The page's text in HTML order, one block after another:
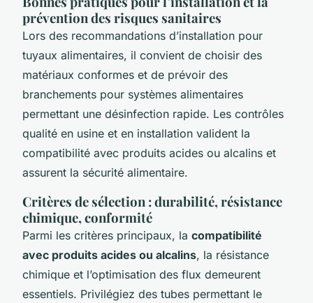
prévention des risques sanitaires
Lors des recommandations d’installation pour
tuyaux alimentaires, il convient de choisir des
matériaux conformes et de prévoir des
branchements pour systèmes alimentaires
permettant une désinfection rapide. Les contrôles
qualité en usine et en installation valident la
compatibilité avec produits acides ou alcalins et
assurent la sécurité alimentaire.
Critères de sélection : durabilité, résistance
chimique, conformité
Parmi les critères principaux, la compatibilité
avec produits acides ou alcalins, la résistance
chimique et l’optimisation des flux demeurent
essentiels. Privilégiez des tubes permettant le